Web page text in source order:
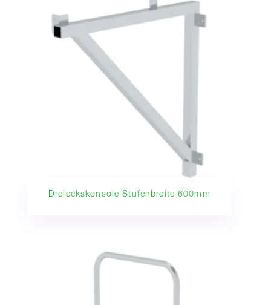
Dreieckskonsole Stufenbreite 600mm